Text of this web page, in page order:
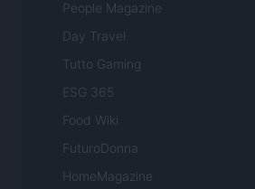
People Magazine
Day Travel
Tutto Gaming
ESG 365
Food Wiki
FuturoDonna
HomeMagazine